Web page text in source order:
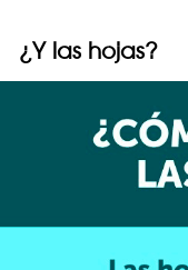
¿Y las hojas?